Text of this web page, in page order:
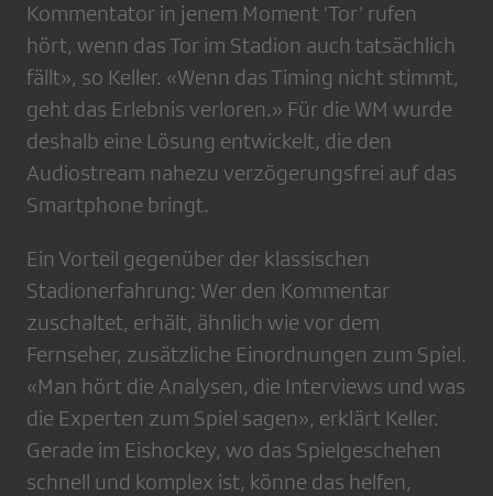
Kommentator in jenem Moment ‘Tor’ rufen
hört, wenn das Tor im Stadion auch tatsächlich
fällt», so Keller. «Wenn das Timing nicht stimmt,
geht das Erlebnis verloren.» Für die WM wurde
deshalb eine Lösung entwickelt, die den
Audiostream nahezu verzögerungsfrei auf das
Smartphone bringt.
Ein Vorteil gegenüber der klassischen
Stadionerfahrung: Wer den Kommentar
zuschaltet, erhält, ähnlich wie vor dem
Fernseher, zusätzliche Einordnungen zum Spiel.
«Man hört die Analysen, die Interviews und was
die Experten zum Spiel sagen», erklärt Keller.
Gerade im Eishockey, wo das Spielgeschehen
schnell und komplex ist, könne das helfen,